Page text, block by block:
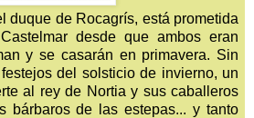
duque de Rocagrís, está prometida
desde que ambos eran
y se casarán en primavera. Sin
del solsticio de invierno, un
al rey de Nortia y sus caballeros
bárbaros de las estepas... y tanto